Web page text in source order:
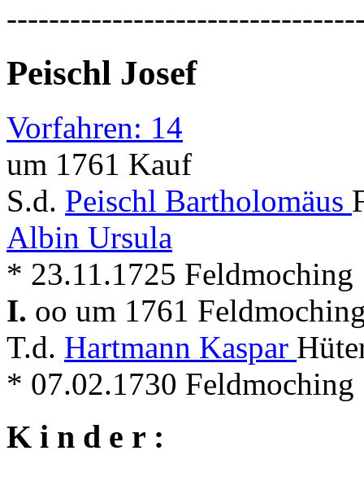
Peischl Josef
Vorfahren: 14
um 1761 Kauf
S.d. Peischl Bartholomäus
Albin Ursula
* 23.11.1725 Feldmoching
I. oo um 1761
T.d. Hartmann Kaspar
* 07.02.1730 Feldmoching
K i n d e r :